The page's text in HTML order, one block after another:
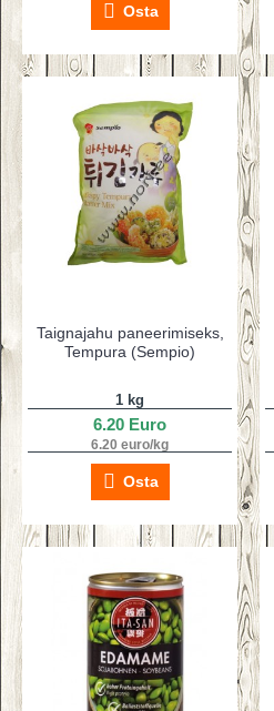
Osta
Taignajahu paneerimiseks,
Tempura (Sempio)
1 kg
6.20 Euro
6.20 euro/kg
Osta